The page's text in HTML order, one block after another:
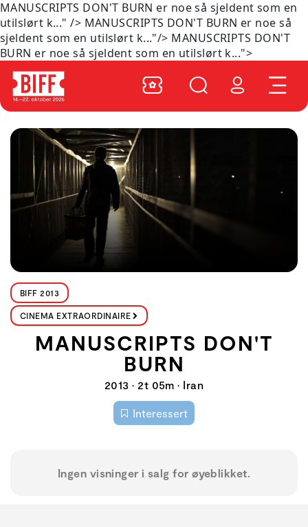
MANUSCRIPTS DON'T BURN er noe så sjeldent som en
utilslørt k..." /> MANUSCRIPTS DON'T BURN er noe så
sjeldent som en utilslørt k..."/> MANUSCRIPTS DON'T
BURN er noe så sjeldent som en utilslørt k...">
BIFF 2013
CINEMA EXTRAORDINAIRE
MANUSCRIPTS DON'T
BURN
2013 • 2t 05m • Iran
Interessert
Ingen visninger i salg for øyeblikket.